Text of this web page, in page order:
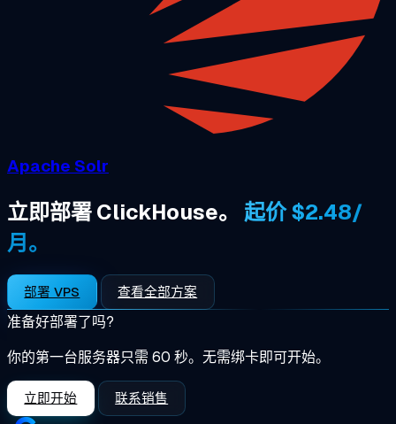
Apache Solr
立即部署 ClickHouse。 起价 $2.48/
月。
部署 VPS 查看全部方案
准备好部署了吗?
你的第一台服务器只需 60 秒。无需绑卡即可开始。
立即开始 联系销售